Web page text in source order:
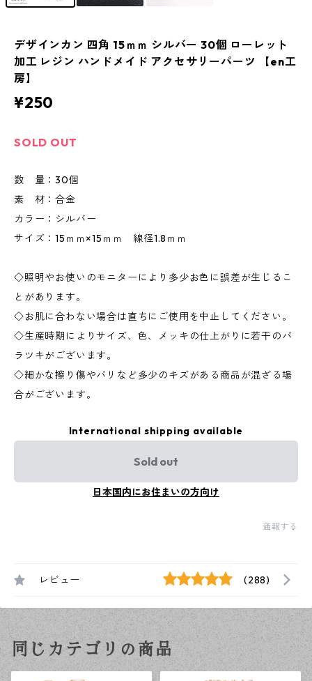
デザインカン 四角 15ｍｍ シルバー 30個 ローレット
加工 レジン ハンドメイド アクセサリーパーツ 【en工
房】
¥250
SOLD OUT
数 量：30個
素 材：合金
カラー：シルバー
サイズ：15ｍｍ×15ｍｍ 線径1.8ｍｍ
◇照明やお使いのモニターにより多少お色に誤差が生じるこ
とがあります。
◇お肌に合わない場合は直ちにご使用を中止してください。
◇生産時期によりサイズ、色、メッキの仕上がりに若干のバ
ラツキがございます。
◇細かな擦り傷やバリなど多少のキズがある商品が混ざる場
合がございます。
International shipping available
Sold out
日本国内にお住まいの方向け
通報する
レビュー (288)
同じカテゴリの商品